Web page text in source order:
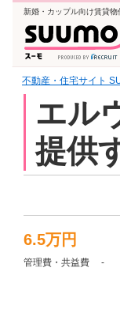
新婚・カップル向け賃貸
不動産・住宅サイト
エル
提供
6.5万円
管理費・共益費 -